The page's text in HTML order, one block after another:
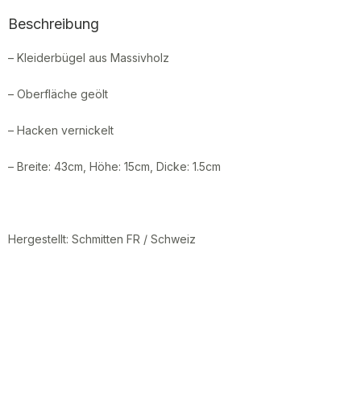
Beschreibung
– Kleiderbügel aus Massivholz
– Oberfläche geölt
– Hacken vernickelt
– Breite: 43cm, Höhe: 15cm, Dicke: 1.5cm
Hergestellt: Schmitten FR / Schweiz